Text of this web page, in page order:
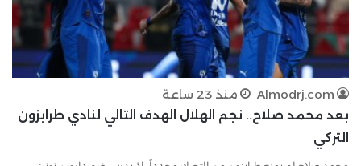
Almodrj.com
منذ 23 ساعة
بعد محمد صلاح.. نجم الهلال الهدف التالي لنادي طرابزون
التركي